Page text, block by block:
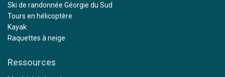
Ski de randonnée Géorgie du Sud
Tours en hélicoptère
Kayak
Raquettes à neige
Ressources